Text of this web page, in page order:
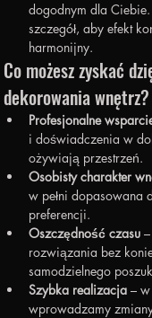
dogodnym dla
szczegół, aby efekt
harmonijny.
Co możesz zyskać
dekorowania wnętrz?
Profesjonalne
i doświadczenia w
ożywiają przestrzeń.
Osobisty charakter
w pełni dopasowana
preferencji.
Oszczędność czasu
rozwiązania bez
samodzielnego
Szybka realizacja –
wprowadzamy